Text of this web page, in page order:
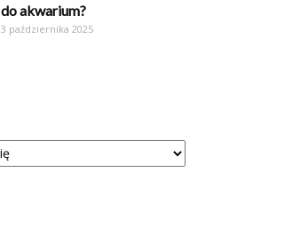
do akwarium?
3 października 2025